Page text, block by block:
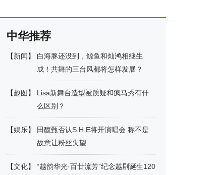
中华推荐
【新闻】
白海豚还没到，鲸鱼和灿鸿相继生
成！共舞的三台风都将怎样发展？
【趣图 】
Lisa新舞台造型被质疑和疯马秀有什
么区别？
【娱乐】
田馥甄否认S.H.E将开演唱会 称不是
故意让粉丝失望
【文化】
“越韵华光·百廿流芳”纪念越剧诞生120